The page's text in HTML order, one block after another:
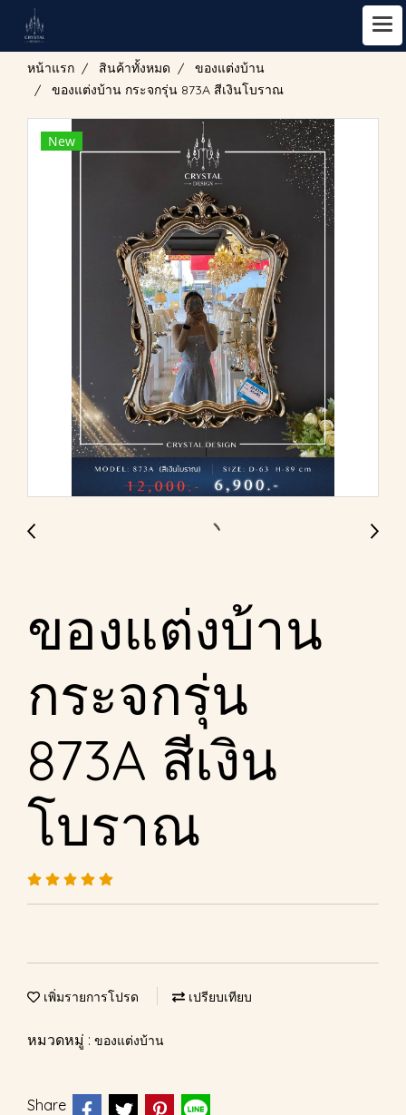
หน้าแรก สินค้าทั้งหมด
ของแต่งบ้าน
ของแต่งบ้าน กระจกรุ่น 873A สีเงินโบราณ
New
ของแต่งบ้าน
กระจกรุ่น
873A สีเงิน
โบราณ
เพิ่มรายการโปรด เปรียบเทียบ
หมวดหมู่ : ของแต่งบ้าน
Share